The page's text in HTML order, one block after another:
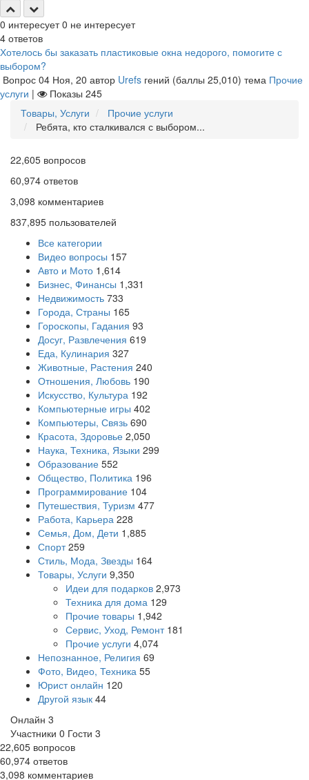
0 интересует 0 не интересует
4 ответов
Хотелось бы заказать пластиковые окна недорого, помогите с
выбором?
Вопрос 04 Ноя, 20 автор Urefs гений (баллы 25,010) тема Прочие
услуги | Показы 245
Товары, Услуги
Прочие услуги
Ребята, кто сталкивался с выбором...
22,605 вопросов
60,974 ответов
3,098 комментариев
837,895 пользователей
Все категории
Видео вопросы 157
Авто и Мото 1,614
Бизнес, Финансы 1,331
Недвижимость 733
Города, Страны 165
Гороскопы, Гадания 93
Досуг, Развлечения 619
Еда, Кулинария 327
Животные, Растения 240
Отношения, Любовь 190
Искусство, Культура 192
Компьютерные игры 402
Компьютеры, Связь 690
Красота, Здоровье 2,050
Наука, Техника, Языки 299
Образование 552
Общество, Политика 196
Программирование 104
Путешествия, Туризм 477
Работа, Карьера 228
Семья, Дом, Дети 1,885
Спорт 259
Стиль, Мода, Звезды 164
Товары, Услуги 9,350
Идеи для подарков 2,973
Техника для дома 129
Прочие товары 1,942
Сервис, Уход, Ремонт 181
Прочие услуги 4,074
Непознанное, Религия 69
Фото, Видео, Техника 55
Юрист онлайн 120
Другой язык 44
Онлайн 3
Участники 0 Гости 3
22,605 вопросов
60,974 ответов
3,098 комментариев